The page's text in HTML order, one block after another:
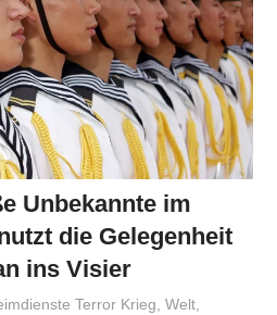
Unbekannte im
die Gelegenheit
ins Visier
Terror Krieg,Welt,